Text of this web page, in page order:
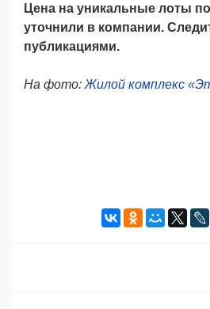
Цена на уникальные лоты
уточнили в компании.
публикациями.
На фото: Жилой комплекс